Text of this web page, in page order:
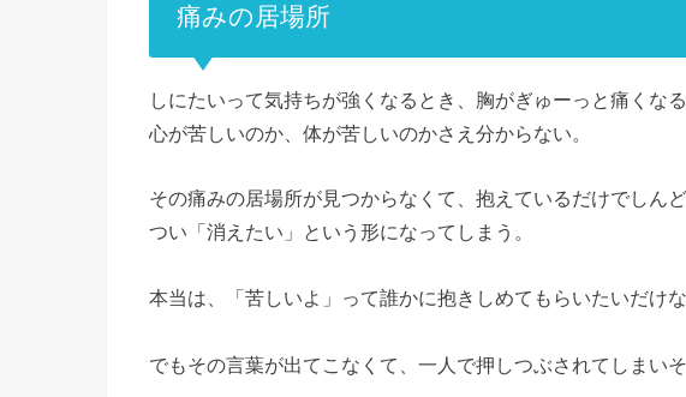
痛みの居場所
しにたいって気持ちが強くなるとき、胸がぎゅーっと痛くなる
心が苦しいのか、体が苦しいのかさえ分からない。
その痛みの居場所が見つからなくて、抱えているだけでしんど
つい「消えたい」という形になってしまう。
本当は、「苦しいよ」って誰かに抱きしめてもらいたいだけな
でもその言葉が出てこなくて、一人で押しつぶされてしまいそ